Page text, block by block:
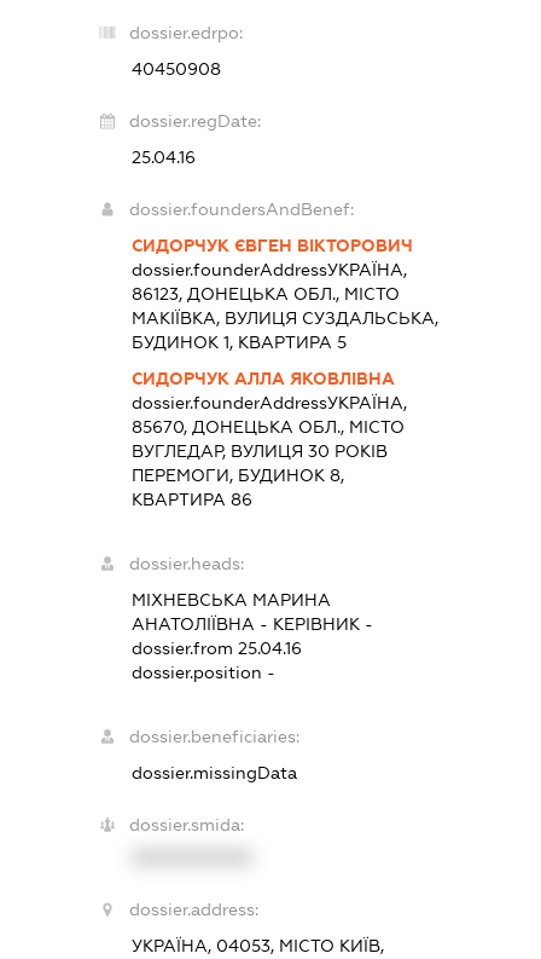
dossier.edrpo:
40450908
dossier.regDate:
25.04.16
dossier.foundersAndBenef:
СИДОРЧУК ЄВГЕН ВІКТОРОВИЧ
dossier.founderAddressУКРАЇНА,
86123, ДОНЕЦЬКА ОБЛ., МІСТО
МАКІЇВКА, ВУЛИЦЯ СУЗДАЛЬСЬКА,
БУДИНОК 1, КВАРТИРА 5
СИДОРЧУК АЛЛА ЯКОВЛІВНА
dossier.founderAddressУКРАЇНА,
85670, ДОНЕЦЬКА ОБЛ., МІСТО
ВУГЛЕДАР, ВУЛИЦЯ 30 РОКІВ
ПЕРЕМОГИ, БУДИНОК 8,
КВАРТИРА 86
dossier.heads:
МІХНЕВСЬКА МАРИНА
АНАТОЛІЇВНА - КЕРІВНИК -
dossier.from 25.04.16
dossier.position -
dossier.beneficiaries:
dossier.missingData
dossier.smida:
dossier.address:
УКРАЇНА, 04053, МІСТО КИЇВ,